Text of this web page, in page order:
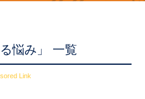
る悩み」 一覧
Link